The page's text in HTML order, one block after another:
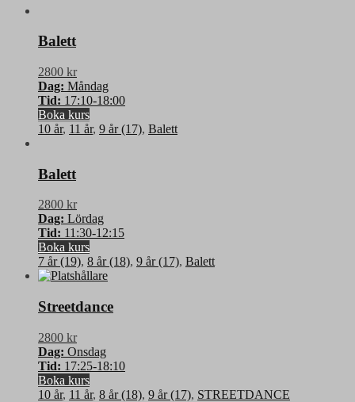
Balett
2800 kr
Dag: Måndag
Tid: 17:10-18:00
Boka kurs
10 år, 11 år, 9 år (17), Balett
Balett
2800 kr
Dag: Lördag
Tid: 11:30-12:15
Boka kurs
7 år (19), 8 år (18), 9 år (17), Balett
Streetdance
2800 kr
Dag: Onsdag
Tid: 17:25-18:10
Boka kurs
10 år, 11 år, 8 år (18), 9 år (17), STREETDANCE